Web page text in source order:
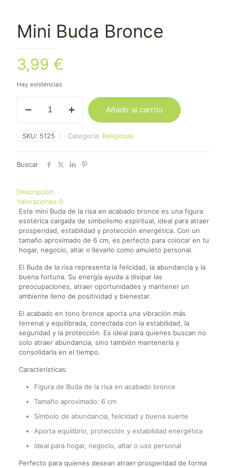
Mini Buda Bronce
3,99 €
Hay existencias
Buda
cantidad
Añadir al carrito
SKU: 5125 Categoría: Religiosas
Buscar
Descripción
Valoraciones 0
Este mini Buda de la risa en acabado bronce es una figura
esotérica cargada de simbolismo espiritual, ideal para atraer
prosperidad, estabilidad y protección energética. Con un
tamaño aproximado de 6 cm, es perfecto para colocar en tu
hogar, negocio, altar o llevarlo como amuleto personal.
El Buda de la risa representa la felicidad, la abundancia y la
buena fortuna. Su energía ayuda a disipar las
preocupaciones, atraer oportunidades y mantener un
ambiente lleno de positividad y bienestar.
El acabado en tono bronce aporta una vibración más
terrenal y equilibrada, conectada con la estabilidad, la
seguridad y la protección. Es ideal para quienes buscan no
solo atraer abundancia, sino también mantenerla y
consolidarla en el tiempo.
Características:
Figura de Buda de la risa en acabado bronce
Tamaño aproximado: 6 cm
Símbolo de abundancia, felicidad y buena suerte
Aporta equilibrio, protección y estabilidad energética
Ideal para hogar, negocio, altar o uso personal
Perfecto para quienes desean atraer prosperidad de forma